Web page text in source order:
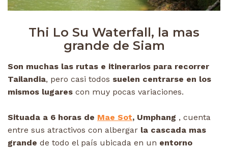
Thi Lo Su Waterfall, la mas
grande de Siam
Son muchas las rutas e itinerarios para recorrer
Tailandia, pero casi todos suelen centrarse en los
mismos lugares con muy pocas variaciones.
Situada a 6 horas de Mae Sot, Umphang , cuenta
entre sus atractivos con albergar la cascada mas
grande de todo el país ubicada en un entorno